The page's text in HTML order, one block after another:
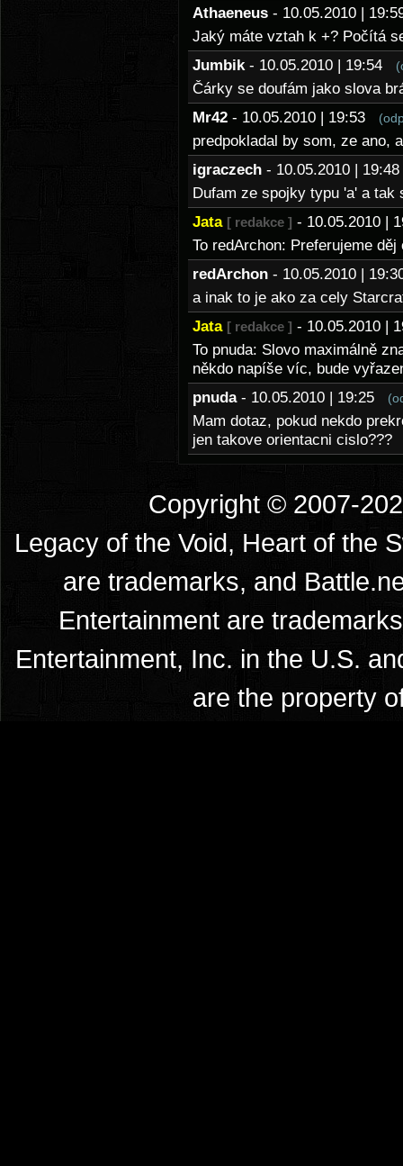
Athaeneus - 10.05.2010 |
Jaký máte vztah k +? Počítá
Jumbik - 10.05.2010 | 19:54
Čárky se doufám jako slova
Mr42 - 10.05.2010 | 19:53
predpokladal by som, ze ano,
igraczech - 10.05.2010 |
Dufam ze spojky typu 'a' a tak
Jata [ redakce ] - 10.05.2010 |
To redArchon: Preferujeme
redArchon - 10.05.2010 |
a inak to je ako za cely
Jata [ redakce ] - 10.05.2010 |
To pnuda: Slovo maximálně
někdo napíše víc, bude
pnuda - 10.05.2010 | 19:25
Mam dotaz, pokud nekdo
jen takove orientacni cislo???
Copyright © 2007-
Legacy of the Void, Heart of the
are trademarks, and
Entertainment are
Entertainment, Inc. in the U.S.
are the property